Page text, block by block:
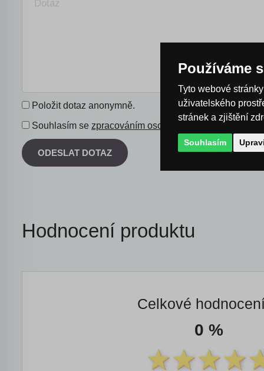
Položit dotaz anonymně.
Souhlasím se zpracováním osobních údajů
ODESLAT DOTAZ
Hodnocení produktu
Celkové
0 %
Používáme
Tyto webové
uživatelského
stránek a zjištění
Souhlasím